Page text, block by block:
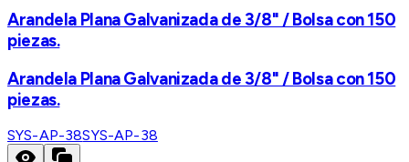
Arandela Plana Galvanizada de 3/8" / Bolsa con 150
piezas.
Arandela Plana Galvanizada de 3/8" / Bolsa con 150
piezas.
SYS-AP-38SYS-AP-38